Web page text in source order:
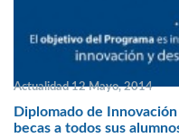
Actualidad 12 Mayo, 2014
Diplomado de
becas a todos sus